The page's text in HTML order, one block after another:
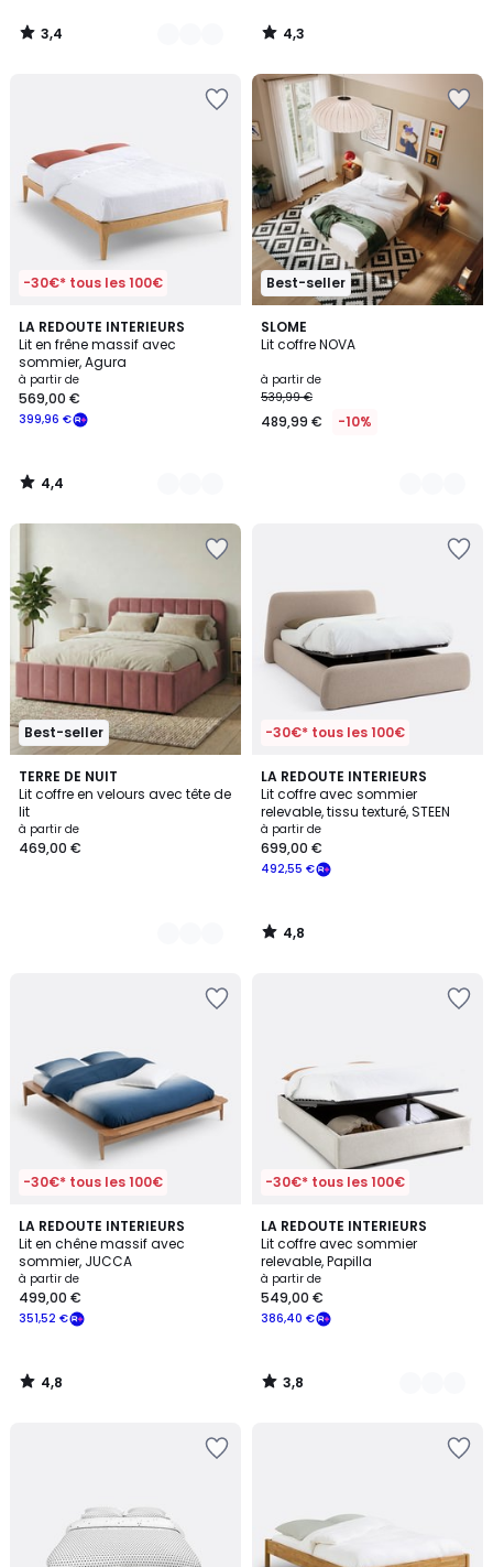
3,4
/
4,3
/
-30€* tous les 100€
LA REDOUTE INTERIEURS
Lit en frêne massif avec
sommier, Agura
à partir de
399,96 €
569,00 €
4,4
/ 5
2
Couleurs
4,4
/
Best-seller
SLOME
Lit coffre NOVA
à partir de
539,99 €
489,99 € -10%
3
Couleurs
Best-seller
TERRE DE NUIT
Lit coffre en velours avec tête de
lit
à partir de
469,00 €
4
Couleurs
-30€* tous les 100€
LA REDOUTE INTERIEURS
Lit coffre avec sommier
relevable, tissu texturé, STEEN
à partir de
492,55 €
699,00 €
4,8
/ 5
4,8
/
-30€* tous les 100€
LA REDOUTE INTERIEURS
Lit en chêne massif avec
sommier, JUCCA
à partir de
351,52 €
499,00 €
4,8
/ 5
4,8
/
-30€* tous les 100€
LA REDOUTE INTERIEURS
Lit coffre avec sommier
relevable, Papilla
à partir de
386,40 €
549,00 €
3,8
/ 5
2
Couleurs
3,8
/